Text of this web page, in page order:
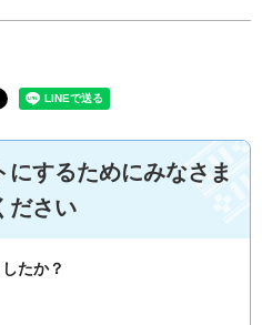
するためにみなさま
ださい
たか？